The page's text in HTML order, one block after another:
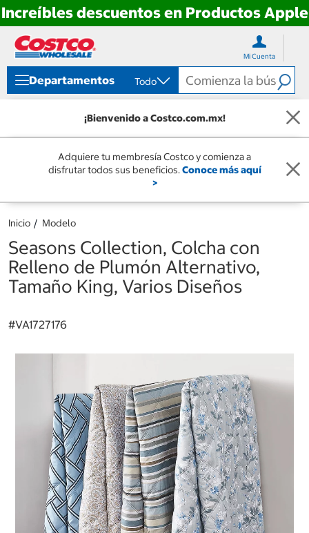
Increíbles descuentos en Productos Apple
directo
contenido
directo
menú
navegación
Mi Cuenta
Departamentos Todo
¡Bienvenido a Costco.com.mx!
Adquiere tu membresía Costco y comienza a
disfrutar todos sus beneficios.Conoce más aquí
>
Inicio Modelo
Seasons Collection, Colcha con
Relleno de Plumón Alternativo,
Tamaño King, Varios Diseños
#VA1727176